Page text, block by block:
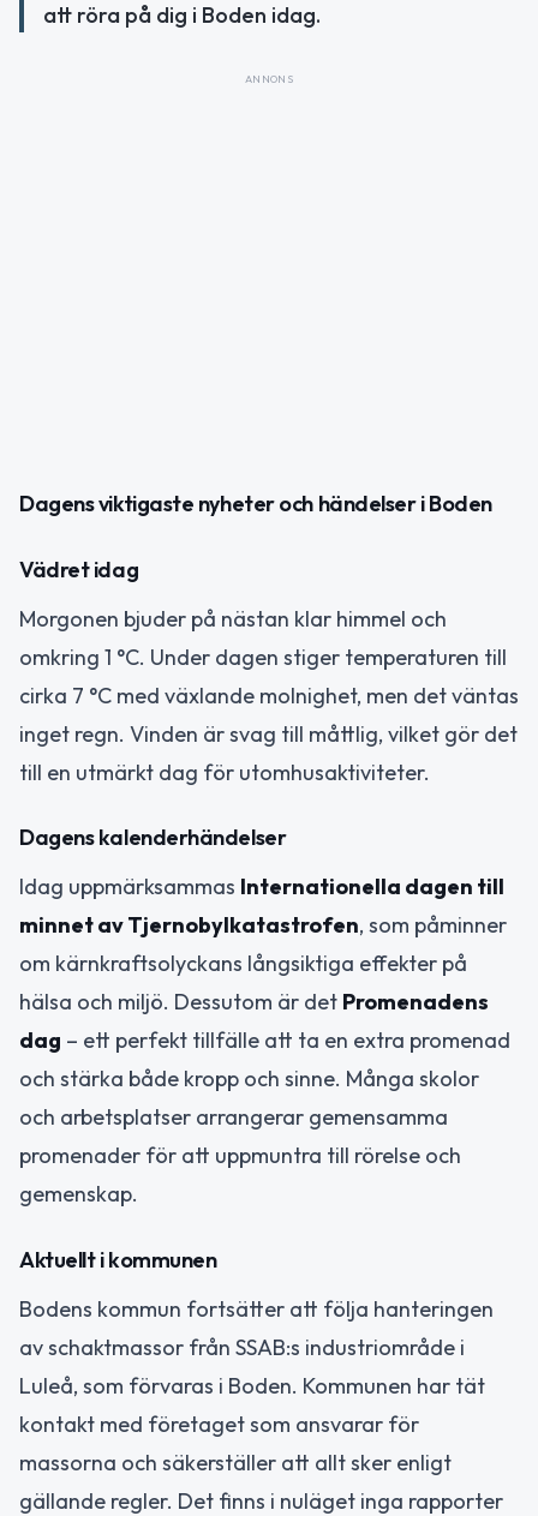
att röra på dig i Boden idag.
ANNONS
Dagens viktigaste nyheter och händelser i Boden
Vädret idag
Morgonen bjuder på nästan klar himmel och
omkring 1 °C. Under dagen stiger temperaturen till
cirka 7 °C med växlande molnighet, men det väntas
inget regn. Vinden är svag till måttlig, vilket gör det
till en utmärkt dag för utomhusaktiviteter.
Dagens kalenderhändelser
Idag uppmärksammas Internationella dagen till
minnet av Tjernobylkatastrofen, som påminner
om kärnkraftsolyckans långsiktiga effekter på
hälsa och miljö. Dessutom är det Promenadens
dag – ett perfekt tillfälle att ta en extra promenad
och stärka både kropp och sinne. Många skolor
och arbetsplatser arrangerar gemensamma
promenader för att uppmuntra till rörelse och
gemenskap.
Aktuellt i kommunen
Bodens kommun fortsätter att följa hanteringen
av schaktmassor från SSAB:s industriområde i
Luleå, som förvaras i Boden. Kommunen har tät
kontakt med företaget som ansvarar för
massorna och säkerställer att allt sker enligt
gällande regler. Det finns i nuläget inga rapporter